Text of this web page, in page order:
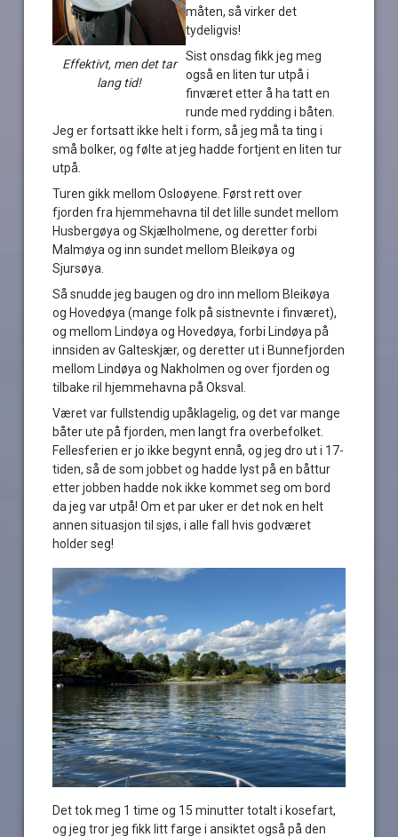
Effektivt, men det tar
lang tid!
måten, så virker det
tydeligvis!
Sist onsdag fikk jeg meg
også en liten tur utpå i
finværet etter å ha tatt en
runde med rydding i båten.
Jeg er fortsatt ikke helt i form, så jeg må ta ting i
små bolker, og følte at jeg hadde fortjent en liten tur
utpå.
Turen gikk mellom Osloøyene. Først rett over
fjorden fra hjemmehavna til det lille sundet mellom
Husbergøya og Skjælholmene, og deretter forbi
Malmøya og inn sundet mellom Bleikøya og
Sjursøya.
Så snudde jeg baugen og dro inn mellom Bleikøya
og Hovedøya (mange folk på sistnevnte i finværet),
og mellom Lindøya og Hovedøya, forbi Lindøya på
innsiden av Galteskjær, og deretter ut i Bunnefjorden
mellom Lindøya og Nakholmen og over fjorden og
tilbake ril hjemmehavna på Oksval.
Været var fullstendig upåklagelig, og det var mange
båter ute på fjorden, men langt fra overbefolket.
Fellesferien er jo ikke begynt ennå, og jeg dro ut i 17-
tiden, så de som jobbet og hadde lyst på en båttur
etter jobben hadde nok ikke kommet seg om bord
da jeg var utpå! Om et par uker er det nok en helt
annen situasjon til sjøs, i alle fall hvis godværet
holder seg!
Det tok meg 1 time og 15 minutter totalt i kosefart,
og jeg tror jeg fikk litt farge i ansiktet også på den